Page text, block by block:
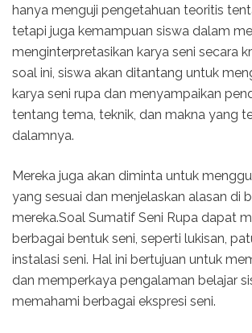
hanya menguji pengetahuan teoritis
tetapi juga kemampuan siswa dalam
menginterpretasikan karya seni secara
soal ini, siswa akan ditantang untuk
karya seni rupa dan menyampaikan
tentang tema, teknik, dan makna yang
dalamnya.
Mereka juga akan diminta untuk
yang sesuai dan menjelaskan alasan di
mereka.Soal Sumatif Seni Rupa dapat
berbagai bentuk seni, seperti lukisan,
instalasi seni. Hal ini bertujuan untuk
dan memperkaya pengalaman belajar
memahami berbagai ekspresi seni.